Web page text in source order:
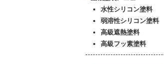
水性シリコン塗料
弱溶性シリコン塗料
高級遮熱塗料
高級フッ素塗料